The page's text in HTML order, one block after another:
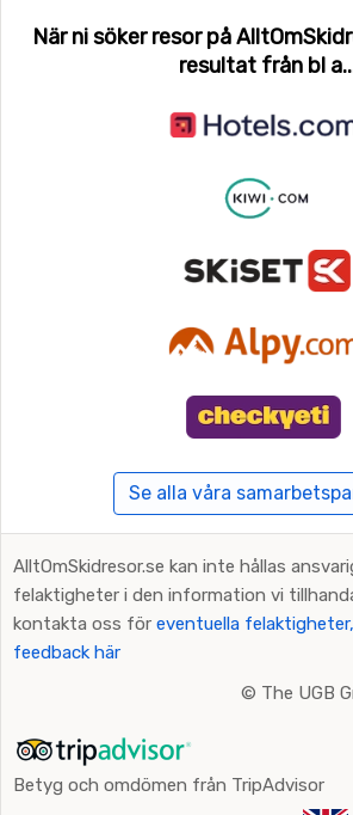
När ni söker resor på
resultat från bl
Se alla våra
AlltOmSkidresor.se kan inte hållas
felaktigheter i den information vi
kontakta oss för eventuella
feedback här
© The UGB
Betyg och omdömen från TripAdvisor